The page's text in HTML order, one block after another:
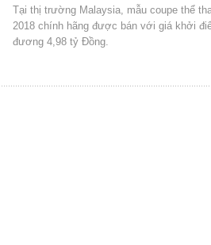
Tại thị trường Malaysia, mẫu coupe thể
2018 chính hãng được bán với giá khởi
đương 4,98 tỷ Đồng.